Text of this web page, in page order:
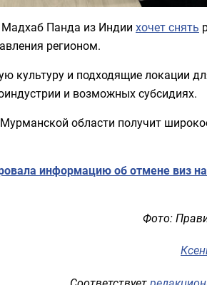
Мадхаб Панда из Индии хочет снять
регионом.
культуру и подходящие локации
и возможных субсидиях.
области получит
информацию об отмене виз
Фото: